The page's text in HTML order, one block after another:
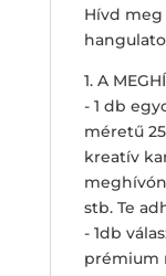
Hívd
1. A
- 1 db
méretű
kreatív
stb. Te
- 1db
prémium